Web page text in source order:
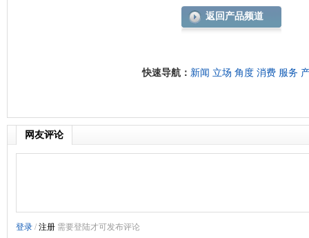
返回产品频道
快速导航： 新闻 立场 角度 消费 服务
网友评论